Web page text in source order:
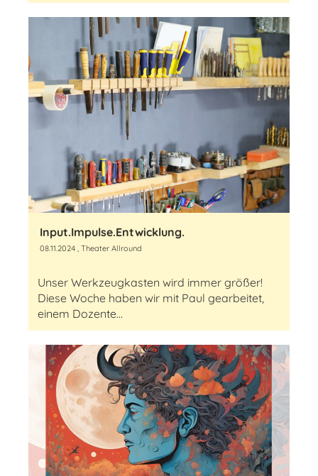
Input.Impulse.Entwicklung.
08.11.2024 , Theater Allround
Unser Werkzeugkasten wird immer größer!
Diese Woche haben wir mit Paul gearbeitet,
einem Dozente...